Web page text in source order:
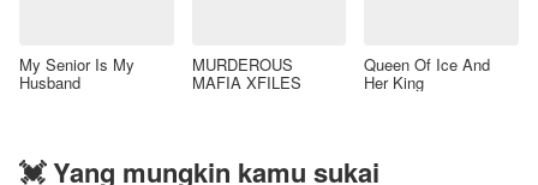
My Senior Is My
Husband
MURDEROUS
MAFIA XFILES
Queen Of Ice And
Her King
💓 Yang mungkin kamu sukai